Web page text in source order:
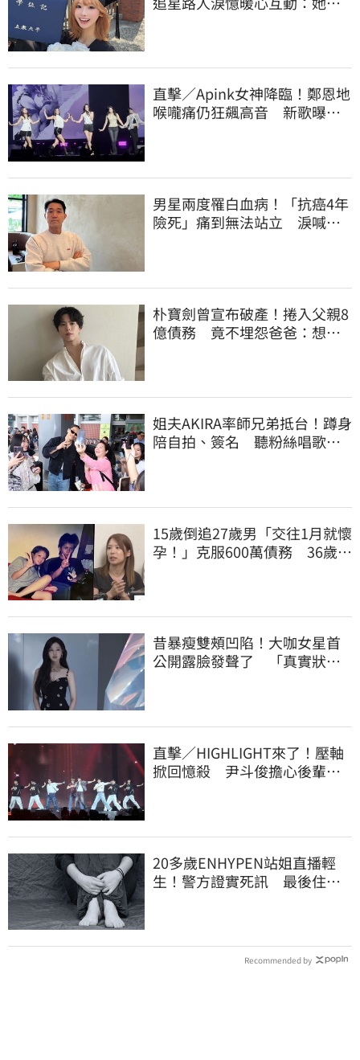
直擊／Apink女神降臨！鄭恩地
喉嚨痛仍狂飆高音 新歌曝
男星兩度罹白血病！「抗癌4年
險死」痛到無法站立 淚喊：
朴寶劍曾宣布破產！捲入父親8
億債務 竟不埋怨爸爸：想成
姐夫AKIRA率師兄弟抵台！蹲身
陪自拍、簽名 聽粉絲唱歌羞
15歲倒追27歲男「交往1月就懷
孕！」克服600萬債務 36歲美
昔暴瘦雙頰凹陷！大咖女星首
公開露臉發聲了 「真實狀
直擊／HIGHLIGHT來了！壓軸
掀回憶殺 尹斗俊擔心後輩太
20多歲ENHYPEN站姐直播輕
生！警方證實死訊 最後住處
Recommended by